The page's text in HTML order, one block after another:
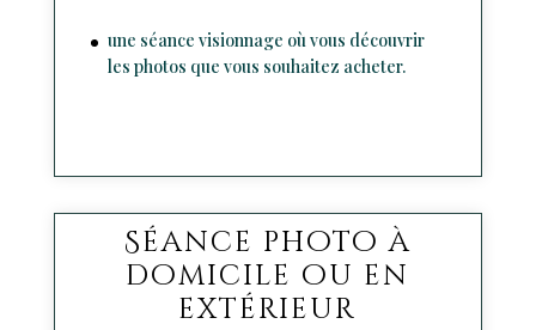
une séance visionnage où vous découvrir
les photos que vous souhaitez acheter.
Séance photo à
domicile ou en
extérieur